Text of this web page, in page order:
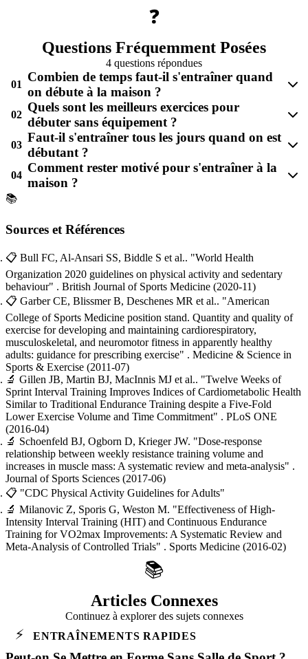
❓
Questions Fréquemment Posées
4 questions répondues
01
Combien de temps faut-il s'entraîner quand
on débute à la maison ?
02
Quels sont les meilleurs exercices pour
débuter sans équipement ?
03
Faut-il s'entraîner tous les jours quand on est
débutant ?
04
Comment rester motivé pour s'entraîner à la
maison ?
📚
Sources et Références
📋 Bull FC, Al-Ansari SS, Biddle S et al.. "World Health
Organization 2020 guidelines on physical activity and sedentary
behaviour" . British Journal of Sports Medicine (2020-11)
📋 Garber CE, Blissmer B, Deschenes MR et al.. "American
College of Sports Medicine position stand. Quantity and quality of
exercise for developing and maintaining cardiorespiratory,
musculoskeletal, and neuromotor fitness in apparently healthy
adults: guidance for prescribing exercise" . Medicine & Science in
Sports & Exercise (2011-07)
🔬 Gillen JB, Martin BJ, MacInnis MJ et al.. "Twelve Weeks of
Sprint Interval Training Improves Indices of Cardiometabolic Health
Similar to Traditional Endurance Training despite a Five-Fold
Lower Exercise Volume and Time Commitment" . PLoS ONE
(2016-04)
🔬 Schoenfeld BJ, Ogborn D, Krieger JW. "Dose-response
relationship between weekly resistance training volume and
increases in muscle mass: A systematic review and meta-analysis" .
Journal of Sports Sciences (2017-06)
📋 "CDC Physical Activity Guidelines for Adults"
🔬 Milanovic Z, Sporis G, Weston M. "Effectiveness of High-
Intensity Interval Training (HIT) and Continuous Endurance
Training for VO2max Improvements: A Systematic Review and
Meta-Analysis of Controlled Trials" . Sports Medicine (2016-02)
📚
Articles Connexes
Continuez à explorer des sujets connexes
⚡ ENTRAÎNEMENTS RAPIDES